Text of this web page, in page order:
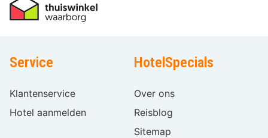
Service
Klantenservice
Hotel aanmelden
HotelSpecials
Over ons
Reisblog
Sitemap